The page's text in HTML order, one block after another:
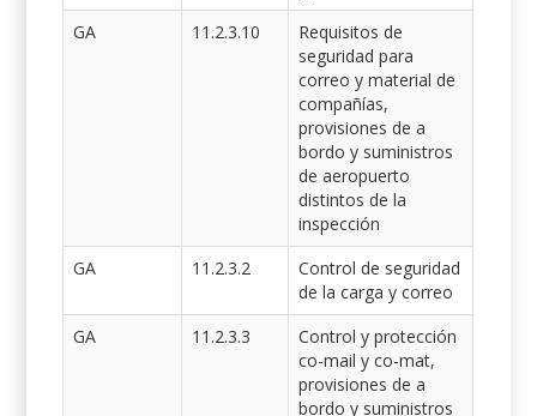
GA
11.2.3.10
Requisitos de
seguridad para
correo y material de
compañías,
provisiones de a
bordo y suministros
de aeropuerto
distintos de la
inspección
GA
11.2.3.2
Control de seguridad
de la carga y correo
GA
11.2.3.3
Control y protección
co-mail y co-mat,
provisiones de a
bordo y suministros